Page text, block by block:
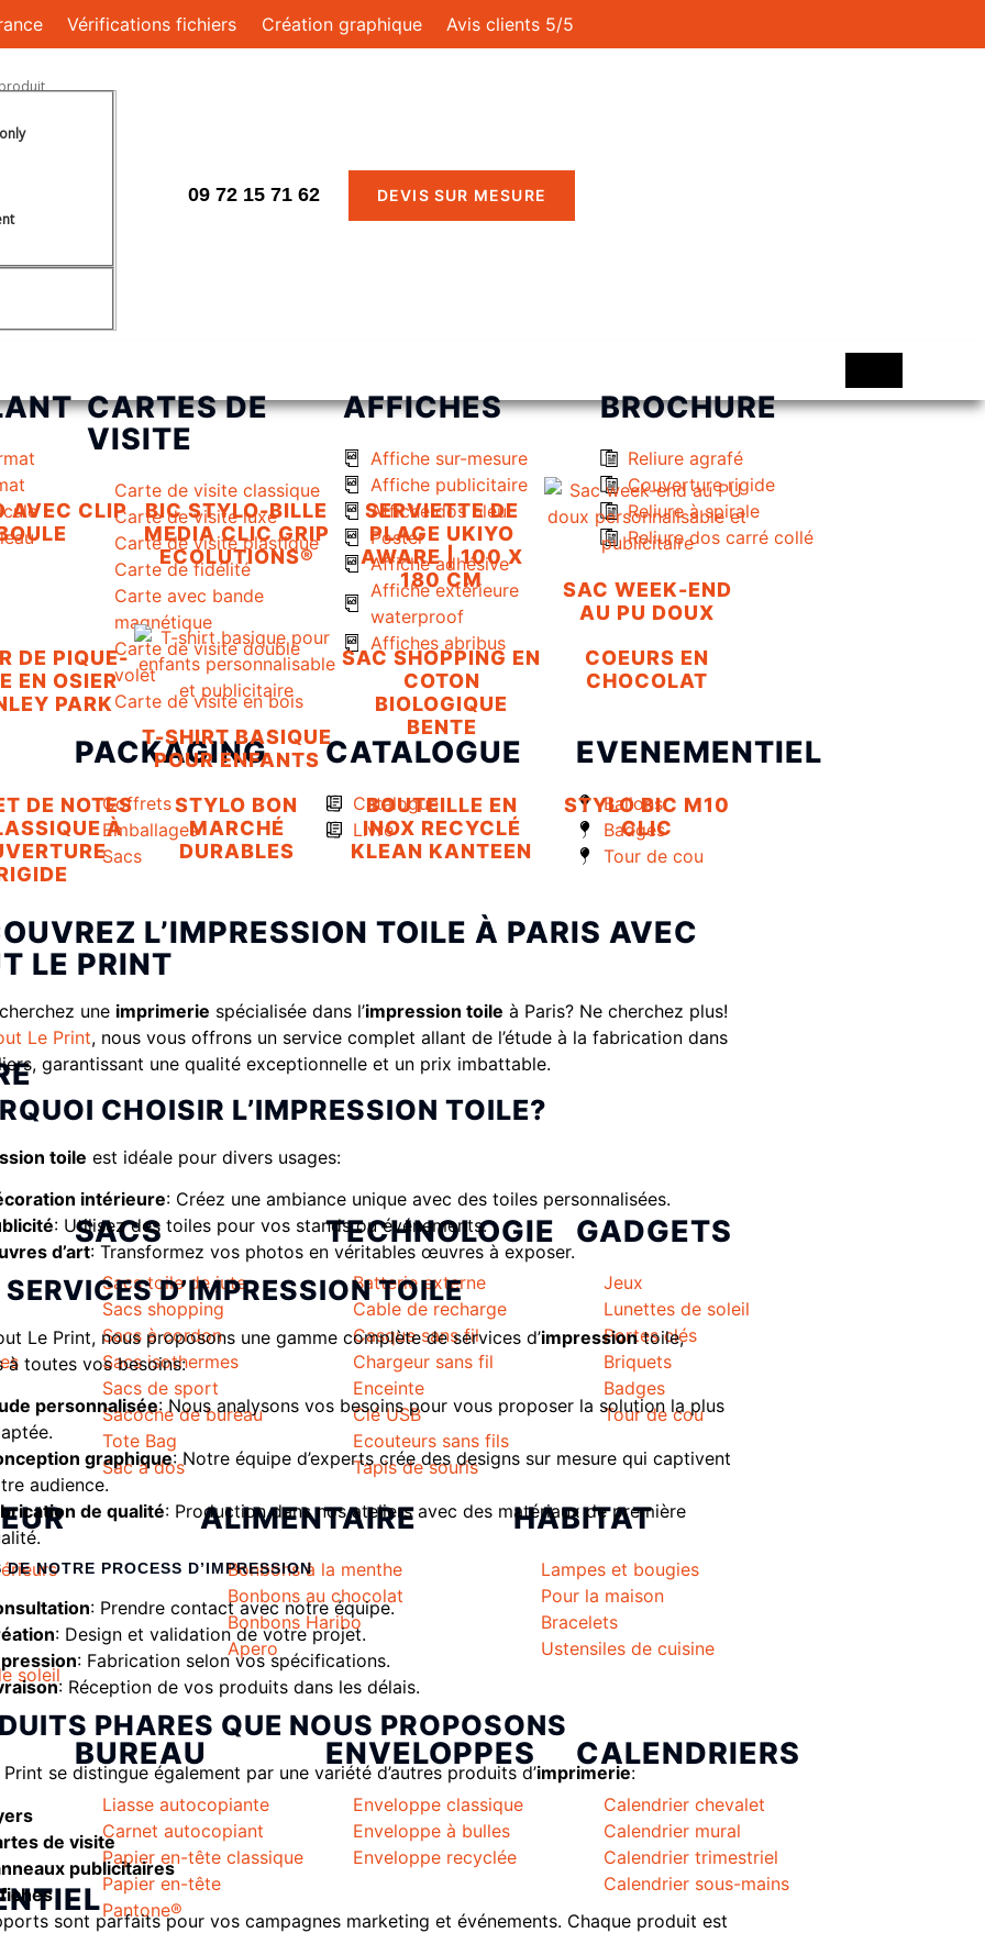
Vérifications fichiers Création graphique Avis clients 5/5
09 72 15 71 62 DEVIS SUR MESURE
CARTES DE
VISITE
Carte de visite classique
Carte de visite luxe
Carte de visite plastique
Carte de fidélité
Carte avec bande
magnétique
Carte de visite double
volet
Carte de visite en bois
AFFICHES
Affiche sur-mesure
Affiche publicitaire
Affiche dos bleu
Poster
Affiche adhésive
Affiche extérieure
waterproof
Affiches abribus
BROCHURE
Reliure agrafé
Couverture rigide
Reliure à spirale
Reliure dos carré collé
PACKAGING
Coffrets
Emballages
Sacs
CATALOGUE
Catalogue
Livre
EVENEMENTIEL
Ballons
Badges
Tour de cou
SACS
Sacs toile de jute
Sacs shopping
Sacs à cordon
Sacs isothermes
Sacs de sport
Sacoche de bureau
Tote Bag
Sac à dos
TECHNOLOGIE
Batterie externe
Cable de recharge
Casque sans fil
Chargeur sans fil
Enceinte
Clé USB
Ecouteurs sans fils
Tapis de souris
GADGETS
Jeux
Lunettes de soleil
Portes clés
Briquets
Badges
Tour de cou
soleil
ALIMENTAIRE
Bonbons à la menthe
Bonbons au chocolat
Bonbons Haribo
Apero
HABITAT
Lampes et bougies
Pour la maison
Bracelets
Ustensiles de cuisine
BUREAU
Liasse autocopiante
Carnet autocopiant
Papier en-tête classique
Papier en-tête
Pantone®
ENVELOPPES
Enveloppe classique
Enveloppe à bulles
Enveloppe recyclée
CALENDRIERS
Calendrier chevalet
Calendrier mural
Calendrier trimestriel
Calendrier sous-mains
AVEC CLIP
BIC STYLO-BILLE
MEDIA CLIC GRIP
ECOLUTIONS®
SERVIETTE DE
PLAGE UKIYO
AWARE | 100 X
180 CM
SAC WEEK-END
AU PU DOUX
DE PIQUE-
EN OSIER
PARK
T-SHIRT BASIQUE
POUR ENFANTS
SAC SHOPPING EN
COTON
BIOLOGIQUE
BENTE
COEURS EN
CHOCOLAT
DE NOTES
À
STYLO BON
MARCHÉ
DURABLES
BOUTEILLE EN
INOX RECYCLÉ
KLEAN KANTEEN
STYLO BIC M10
CLIC
L’IMPRESSION TOILE À PARIS AVEC
LE PRINT
une imprimerie spécialisée dans l’impression toile à Paris? Ne cherchez plus!
Le Print, nous vous offrons un service complet allant de l’étude à la fabrication dans
garantissant une qualité exceptionnelle et un prix imbattable.
CHOISIR L’IMPRESSION TOILE?
toile est idéale pour divers usages:
intérieure: Créez une ambiance unique avec des toiles personnalisées.
: Utilisez des toiles pour vos stands ou événements.
d’art: Transformez vos photos en véritables œuvres à exposer.
D’IMPRESSION TOILE
Le Print, nous proposons une gamme complète de services d’impressiontoile,
à toutes vos besoins:
personnalisée: Nous analysons vos besoins pour vous proposer la solution la plus
graphique: Notre équipe d’experts crée des designs sur mesure qui captivent
audience.
de qualité: Production dans nos ateliers avec des matériaux de première
DE NOTRE PROCESS D’IMPRESSION
: Prendre contact avec notre équipe.
: Design et validation de votre projet.
: Fabrication selon vos spécifications.
: Réception de vos produits dans les délais.
PHARES QUE NOUS PROPOSONS
se distingue également par une variété d’autres produits d’imprimerie:
de visite
publicitaires
sont parfaits pour vos campagnes marketing et événements. Chaque produit est